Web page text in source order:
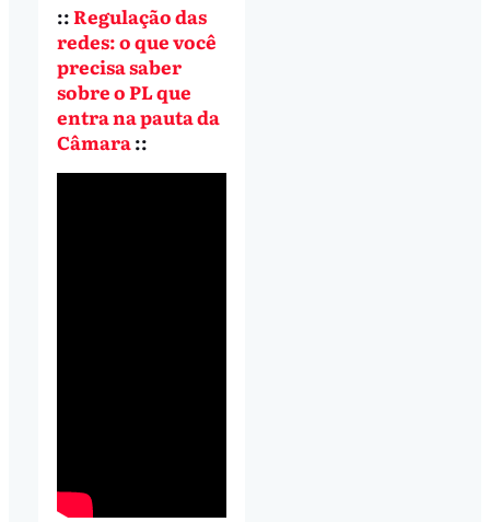
::Regulação das
redes: o que você
precisa saber
sobre o PL que
entra na pauta da
Câmara::